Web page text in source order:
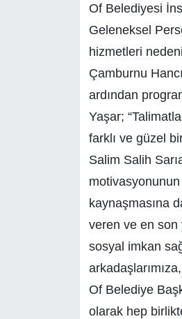
Of Belediyesi
Geleneksel
hizmetleri
Çamburnu
ardından
Yaşar;
farklı ve güzel
Salim Salih
motivasyonunun
kaynaşmasına
veren ve en son
sosyal imkan
Of Belediye
olarak hep